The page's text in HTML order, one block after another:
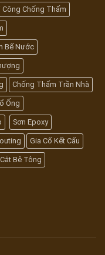
Công Chống Thấm
Bể Nước
Chống Thấm Trần Nhà
Ống
Sơn Epoxy
Gia Cố Kết Cấu
Bê Tông